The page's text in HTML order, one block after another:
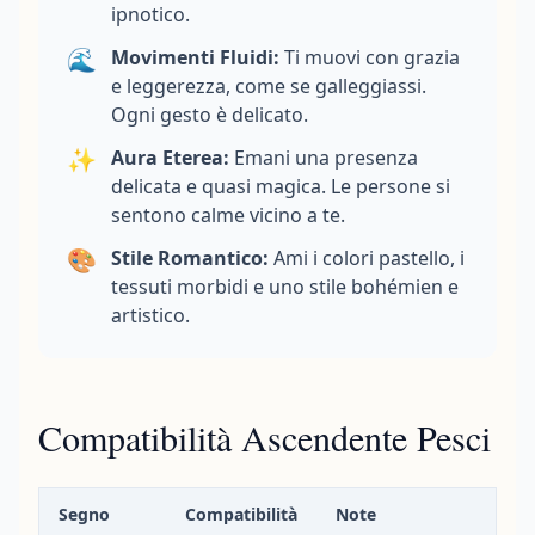
ipnotico.
🌊 Movimenti Fluidi: Ti muovi con grazia
e leggerezza, come se galleggiassi.
Ogni gesto è delicato.
✨ Aura Eterea: Emani una presenza
delicata e quasi magica. Le persone si
sentono calme vicino a te.
🎨 Stile Romantico: Ami i colori pastello, i
tessuti morbidi e uno stile bohémien e
artistico.
Compatibilità Ascendente Pesci
Segno Compatibilità Note